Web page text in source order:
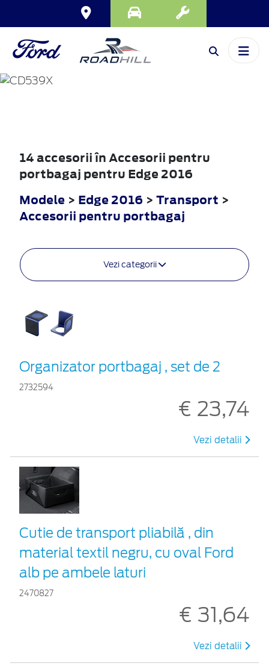
EDGE
14 accesorii în Accesorii pentru
portbagaj pentru Edge 2016
Modele > Edge 2016 > Transport >
Accesorii pentru portbagaj
Vezi categorii
Organizator portbagaj , set de 2
2732594
€ 23,74
Vezi detalii
Cutie de transport pliabilă , din
material textil negru, cu oval Ford
alb pe ambele laturi
2470827
€ 31,64
Vezi detalii